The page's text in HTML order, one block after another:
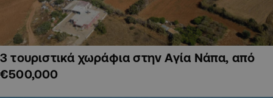
3 τουριστικά χωράφια στην Αγία Νάπα, από
€500,000